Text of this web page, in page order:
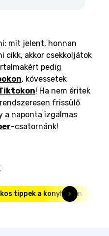
mit jelent, honnan
cikk, akkor csekkoljátok
pedig
, kövessetek
! Ha nem éritek
frissülő
a naponta izgalmas
-csatornánk!
tippek a konyhában